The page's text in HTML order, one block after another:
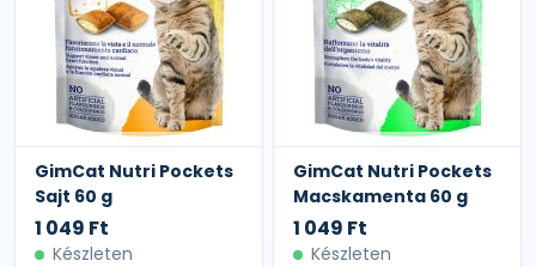
GimCat Nutri Pockets
Sajt 60 g
1 049 Ft
Készleten
GimCat Nutri Pockets
Macskamenta 60 g
1 049 Ft
Készleten